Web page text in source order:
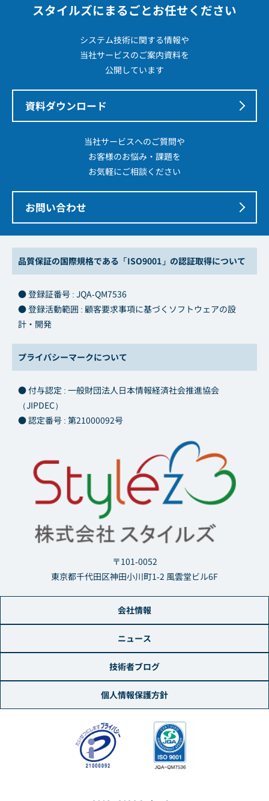
スタイルズにまるごとお任せください
システム技術に関する情報や
当社サービスのご案内資料を
公開しています
資料ダウンロード
当社サービスへのご質問や
お客様のお悩み・課題を
お気軽にご相談ください
お問い合わせ
〒101-0052
東京都千代田区神田小川町1-2 風雲堂ビル6F
会社情報
ニュース
技術者ブログ
個人情報保護方針
品質保証の国際規格である「ISO9001」の認証取得について
● 登録証番号 : JQA-QM7536
● 登録活動範囲 : 顧客要求事項に基づくソフトウェアの設
計・開発
プライバシーマークについて
● 付与認定 : 一般財団法人日本情報経済社会推進協会
（JIPDEC）
● 認定番号 : 第21000092号